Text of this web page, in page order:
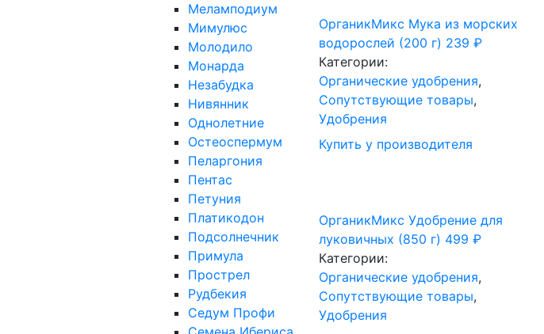
Меламподиум
Мимулюс
Молодило
Монарда
Незабудка
Нивянник
Однолетние
Остеоспермум
Пеларгония
Пентас
Петуния
Платикодон
Подсолнечник
Примула
Прострел
Рудбекия
Седум Профи
ОрганикМикс Мука из морских
водорослей (200 г) 239 ₽
Категории:
Органические удобрения,
Сопутствующие товары,
Удобрения
Купить у производителя
ОрганикМикс Удобрение для
луковичных (850 г) 499 ₽
Категории:
Органические удобрения,
Сопутствующие товары,
Удобрения